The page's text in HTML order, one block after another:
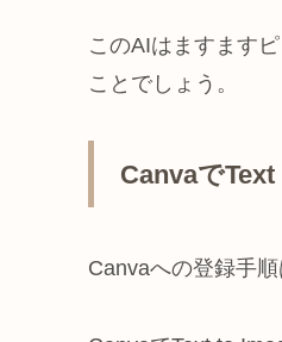
このAIはますます
ことでしょう。
Canvaで
Canvaへの登録手順